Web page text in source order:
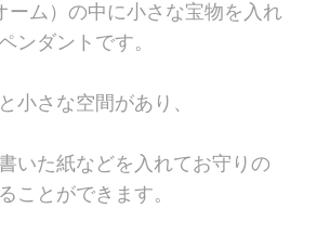
ーム）の中に小さな宝物を入れ
ンダントです。
小さな空間があり、
いた紙などを入れてお守りの
ことができます。